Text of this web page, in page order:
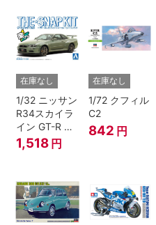
在庫なし
1/32 ニッサン
R34スカイラ
イン GT-R ニ
ュル(ミレニア
ムジェイド)
1,518 円
在庫なし
1/72 クフィル
C2
842 円